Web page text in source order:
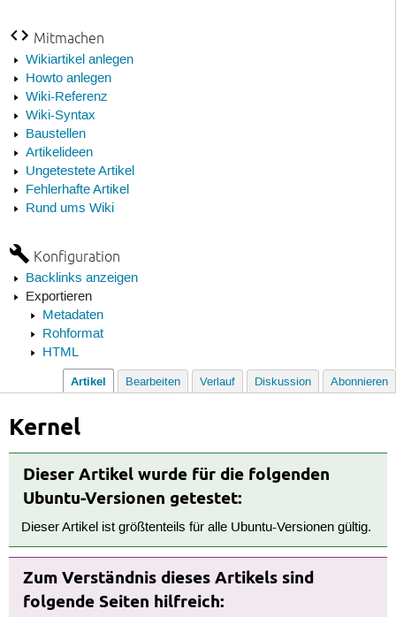
Mitmachen
Wikiartikel anlegen
Howto anlegen
Wiki-Referenz
Wiki-Syntax
Baustellen
Artikelideen
Ungetestete Artikel
Fehlerhafte Artikel
Rund ums Wiki
Konfiguration
Backlinks anzeigen
Exportieren
Metadaten
Rohformat
HTML
Artikel Bearbeiten Verlauf Diskussion Abonnieren
Kernel
Dieser Artikel wurde für die folgenden
Ubuntu-Versionen getestet:
Dieser Artikel ist größtenteils für alle Ubuntu-Versionen gültig.
Zum Verständnis dieses Artikels sind
folgende Seiten hilfreich: